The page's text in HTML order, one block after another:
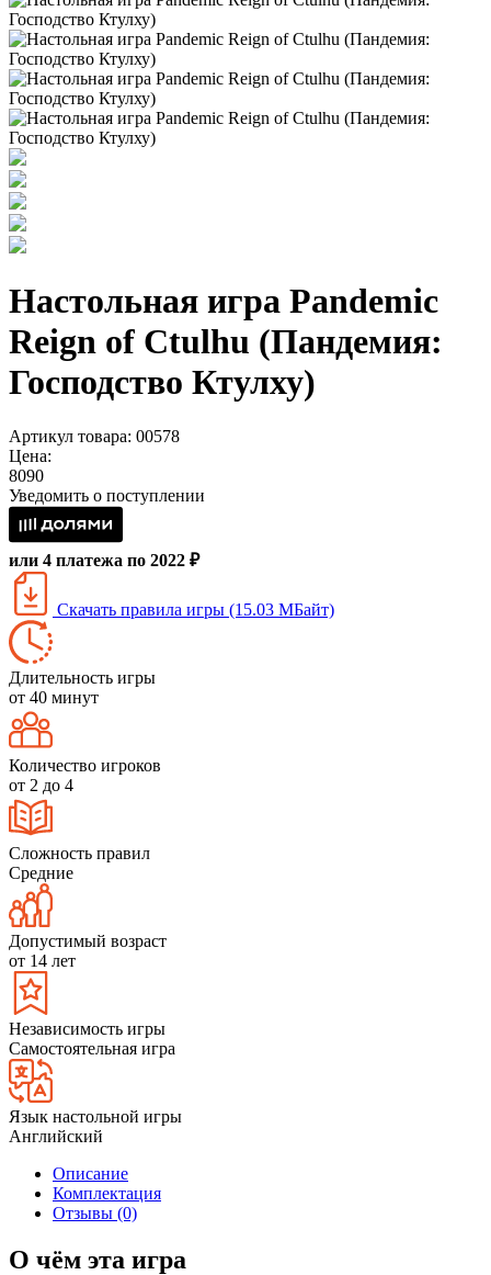
Настольная игра Pandemic
Reign of Ctulhu (Пандемия:
Господство Ктулху)
Артикул товара: 00578
Цена:
8090
Уведомить о поступлении
или 4 платежа по 2022 ₽
Скачать правила игры (15.03 МБайт)
Длительность игры
от 40 минут
Количество игроков
от 2 до 4
Сложность правил
Средние
Допустимый возраст
от 14 лет
Независимость игры
Самостоятельная игра
Язык настольной игры
Английский
Описание
Комплектация
Отзывы (0)
О чём эта игра